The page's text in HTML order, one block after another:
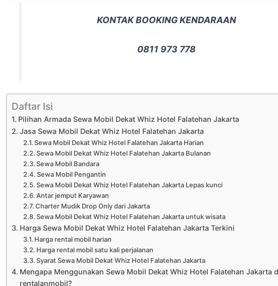
KONTAK BOOKING KENDARAAN
0811 973 778
Daftar Isi
Pilihan Armada Sewa Mobil Dekat Whiz Hotel Falatehan Jakarta
Jasa Sewa Mobil Dekat Whiz Hotel Falatehan Jakarta
Sewa Mobil Dekat Whiz Hotel Falatehan Jakarta Harian
Sewa Mobil Dekat Whiz Hotel Falatehan Jakarta Bulanan
Sewa Mobil Bandara
Sewa Mobil Pengantin
Sewa Mobil Dekat Whiz Hotel Falatehan Jakarta Lepas kunci
Antar jemput Karyawan
Charter Mudik Drop Only dari Jakarta
Sewa Mobil Dekat Whiz Hotel Falatehan Jakarta untuk wisata
Harga Sewa Mobil Dekat Whiz Hotel Falatehan Jakarta Terkini
Harga rental mobil harian
Harga rental mobil satu kali perjalanan
Syarat Sewa Mobil Dekat Whiz Hotel Falatehan Jakarta
Mengapa Menggunakan Sewa Mobil Dekat Whiz Hotel Falatehan Jakarta
rentalanmobil?